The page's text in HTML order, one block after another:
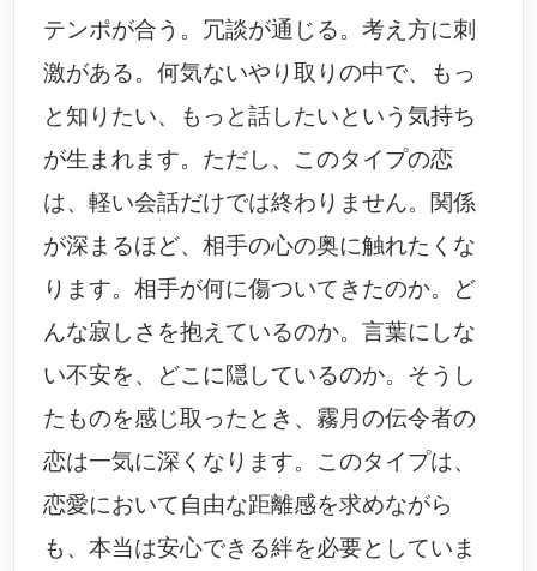
テンポが合う。冗談が通じる。考え方に刺
激がある。何気ないやり取りの中で、もっ
と知りたい、もっと話したいという気持ち
が生まれます。ただし、このタイプの恋
は、軽い会話だけでは終わりません。関係
が深まるほど、相手の心の奥に触れたくな
ります。相手が何に傷ついてきたのか。ど
んな寂しさを抱えているのか。言葉にしな
い不安を、どこに隠しているのか。そうし
たものを感じ取ったとき、霧月の伝令者の
恋は一気に深くなります。このタイプは、
恋愛において自由な距離感を求めながら
も、本当は安心できる絆を必要としていま